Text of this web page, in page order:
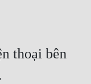
thoại bên